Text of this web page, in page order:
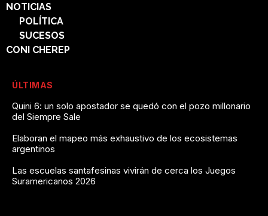
NOTICIAS
POLÍTICA
SUCESOS
CONI CHEREP
ÚLTIMAS
Quini 6: un solo apostador se quedó con el pozo millonario
del Siempre Sale
Elaboran el mapeo más exhaustivo de los ecosistemas
argentinos
Las escuelas santafesinas vivirán de cerca los Juegos
Suramericanos 2026